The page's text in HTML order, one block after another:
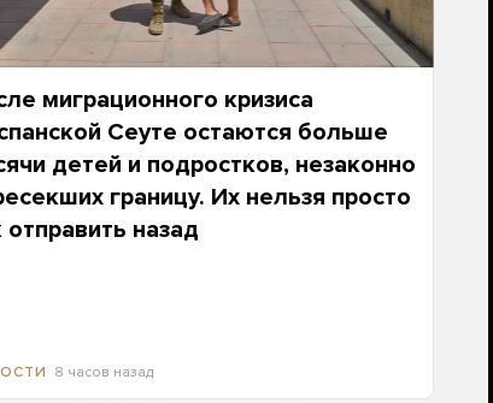
миграционного кризиса
Сеуте остаются больше
детей и подростков, незаконно
границу. Их нельзя просто
отправить назад
8 часов назад